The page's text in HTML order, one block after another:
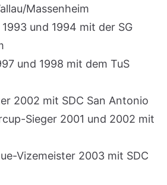
Massenheim
und 1994 mit der SG
und 1998 mit dem TuS
2002 mit SDC San Antonio
Sieger 2001 und 2002 mit
Vizemeister 2003 mit SDC